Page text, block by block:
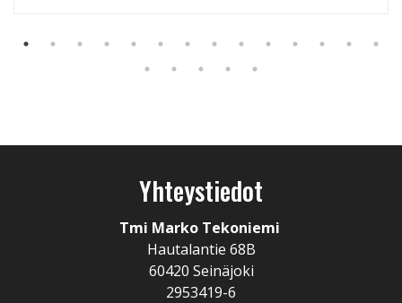
Yhteystiedot
Tmi Marko Tekoniemi
Hautalantie 68B
60420 Seinäjoki
2953419-6